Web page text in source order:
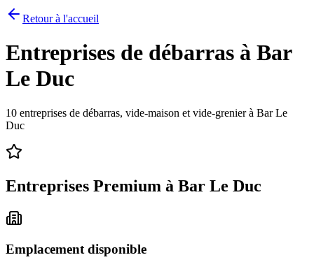
Retour à l'accueil
Entreprises de débarras à Bar
Le Duc
10 entreprises de débarras, vide-maison et vide-grenier à Bar Le
Duc
Entreprises Premium à Bar Le Duc
Emplacement disponible